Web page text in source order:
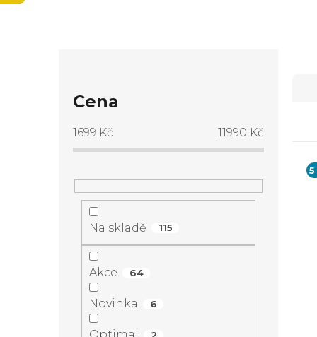
oCena
1699 Kč 11990 Kč
Na skladě 115
Akce 64
Novinka 6
eV